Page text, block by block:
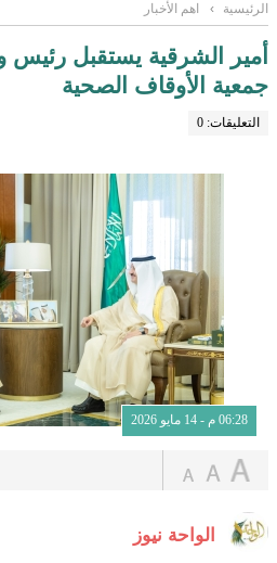
الرئيسية › اهم الأخبار
أمير الشرقية يستقبل
جمعية الأوقاف الصحية
التعليقات: 0
06:28 م - 14 مايو 2026
الواحة نيوز